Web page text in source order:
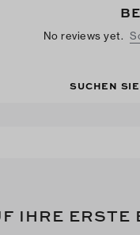
No reviews yet.
SUCHEN
IHRE